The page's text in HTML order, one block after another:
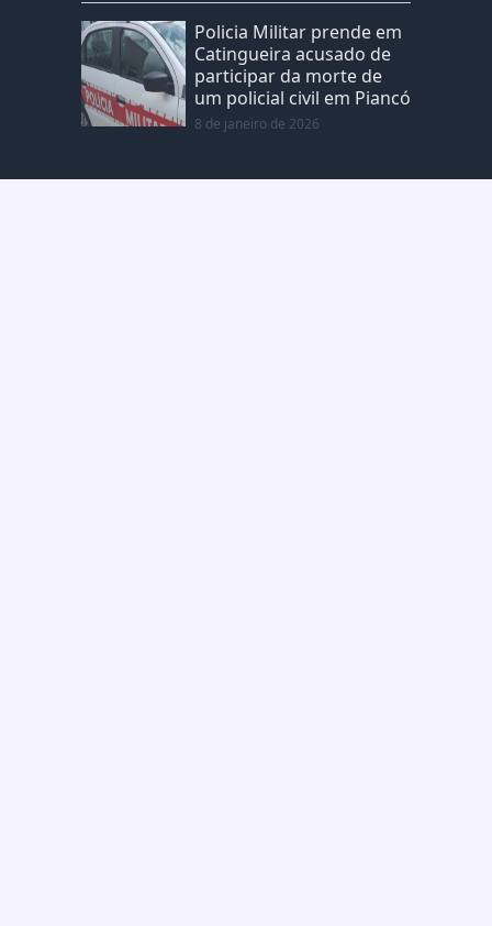
Policia Militar prende em
Catingueira acusado de
participar da morte de
um policial civil em Piancó
8 de janeiro de 2026